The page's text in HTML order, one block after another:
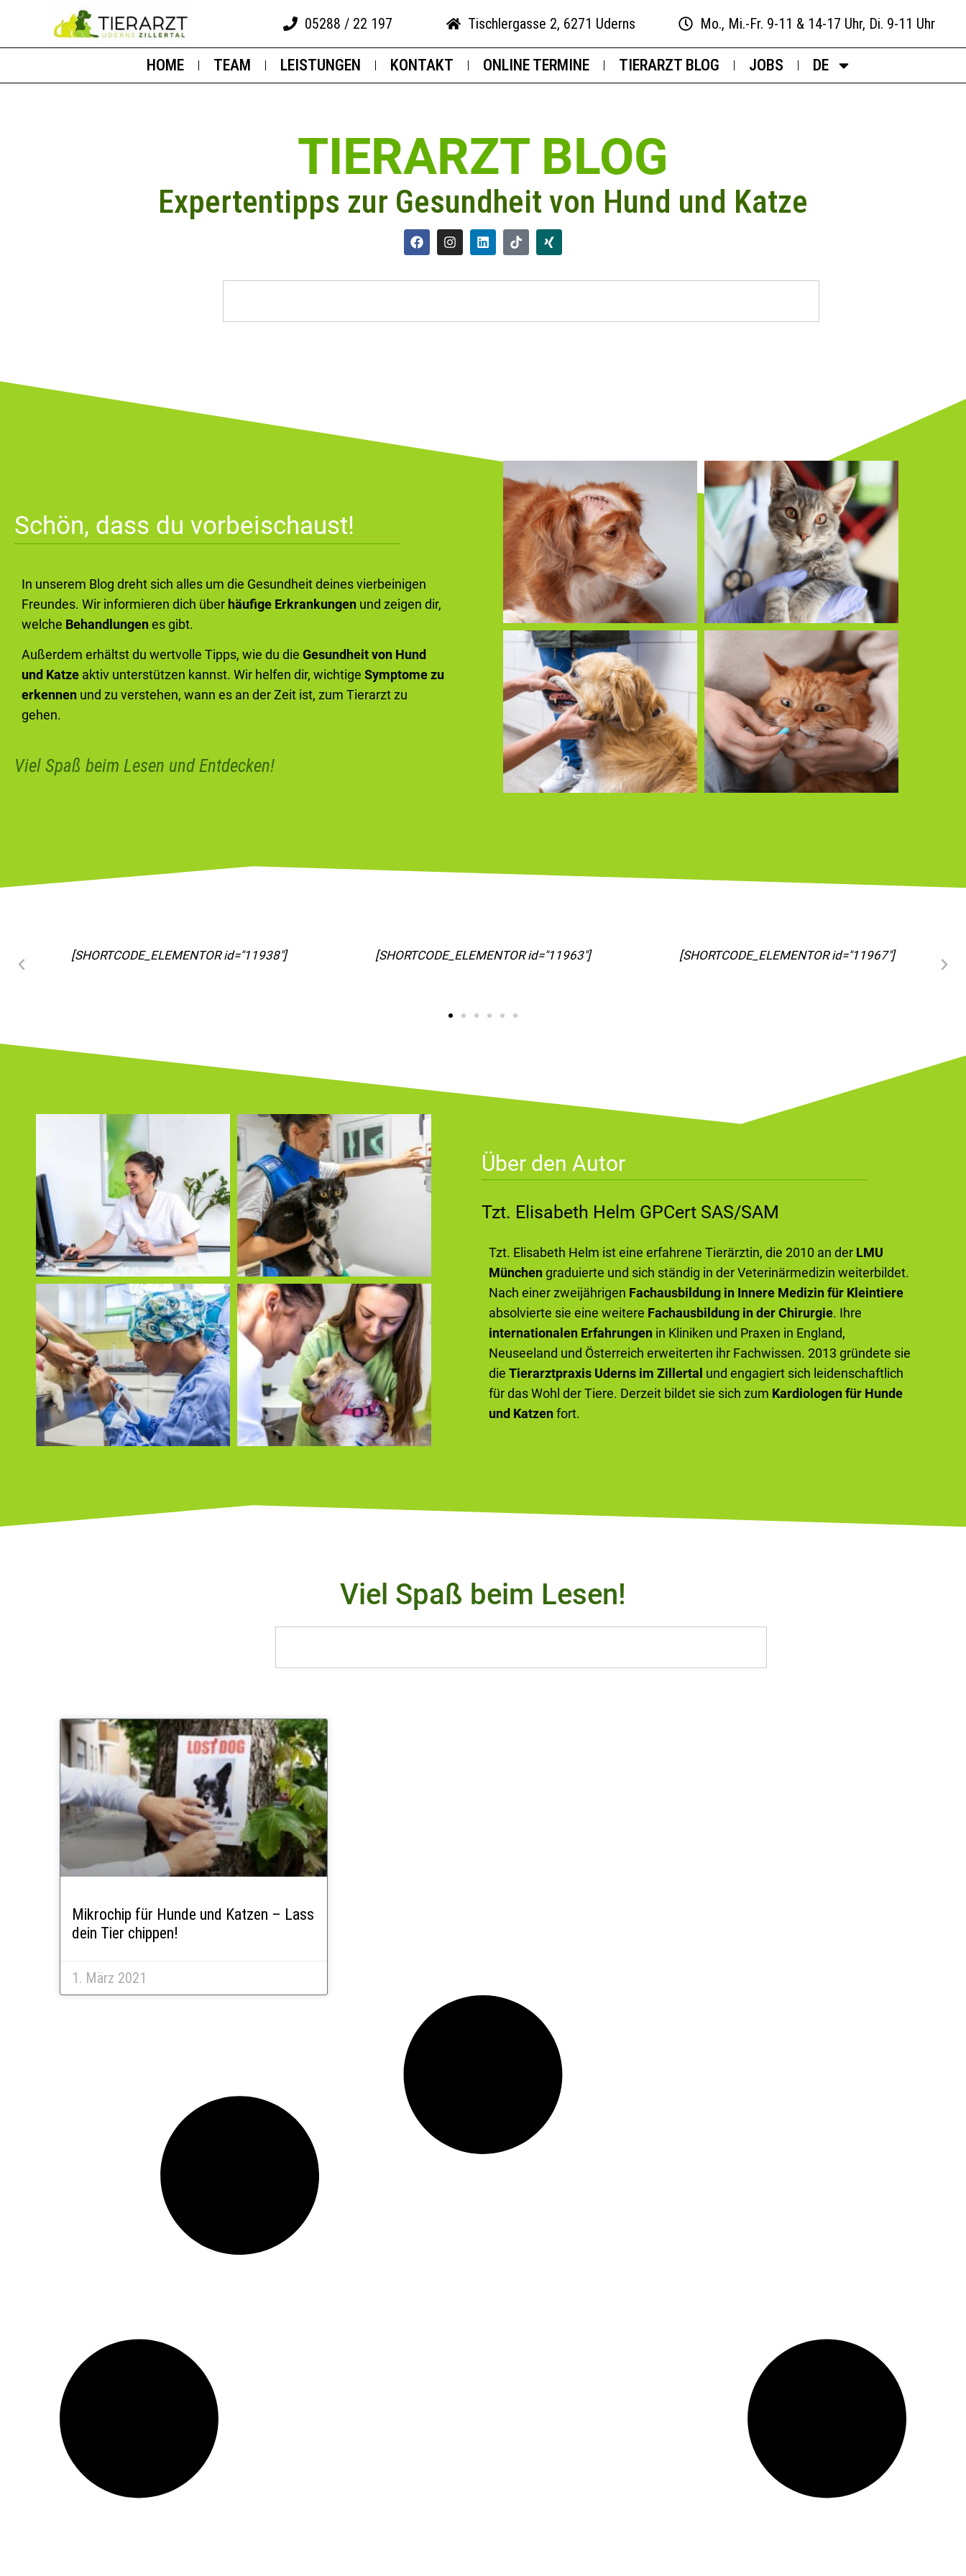
05288 / 22 197 Tischlergasse 2, 6271 Uderns Mo., Mi.-Fr. 9-11 & 14-17 Uhr, Di. 9-11 Uhr
HOME TEAM LEISTUNGEN KONTAKT ONLINE TERMINE TIERARZT BLOG JOBS DE
TIERARZT BLOG
Expertentipps zur Gesundheit von Hund und Katze
Schön, dass du vorbeischaust!
In unserem Blog dreht sich alles um die Gesundheit deines vierbeinigen
Freundes. Wir informieren dich über häufige Erkrankungen und zeigen dir,
welche Behandlungenes gibt.
Außerdem erhältst du wertvolle Tipps, wie du die Gesundheit von Hund
und Katze aktiv unterstützen kannst. Wir helfen dir, wichtige Symptome zu
erkennen und zu verstehen, wann es an der Zeit ist, zum Tierarzt zu
gehen.
Viel Spaß beim Lesen und Entdecken!
[SHORTCODE_ELEMENTOR id="11963"] [SHORTCODE_ELEMENTOR id="11967"] [SHORTCODE_ELEMENTOR id="11973"]
Über den Autor
Tzt. Elisabeth Helm GPCert SAS/SAM
Tzt. Elisabeth Helm ist eine erfahrene Tierärztin, die 2010 an der LMU
Münchengraduierte und sich ständig in der Veterinärmedizin weiterbildet.
Nach einer zweijährigen Fachausbildung in Innere Medizin für Kleintiere
absolvierte sie eine weitere Fachausbildung in der Chirurgie. Ihre
internationalen Erfahrungen in Kliniken und Praxen in England,
Neuseeland und Österreich erweiterten ihr Fachwissen. 2013 gründete sie
die Tierarztpraxis Uderns im Zillertal und engagiert sich leidenschaftlich
für das Wohl der Tiere. Derzeit bildet sie sich zum Kardiologen für Hunde
und Katzenfort.
Viel Spaß beim Lesen!
Mikrochip für Hunde und Katzen – Lass
dein Tier chippen!
1. März 2021